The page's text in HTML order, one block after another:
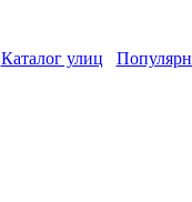
Каталог улиц